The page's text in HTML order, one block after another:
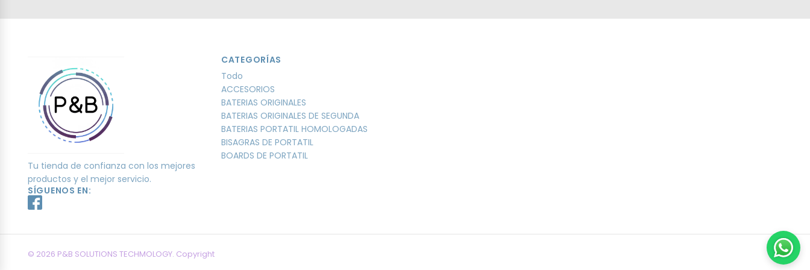
Tu tienda de confianza con los mejores
productos y el mejor servicio.
SÍGUENOS EN:
CATEGORÍAS
Todo
ACCESORIOS
BATERIAS ORIGINALES
BATERIAS ORIGINALES DE SEGUNDA
BATERIAS PORTATIL HOMOLOGADAS
BISAGRAS DE PORTATIL
BOARDS DE PORTATIL
© 2026 P&B SOLUTIONS TECHMOLOGY. Copyright